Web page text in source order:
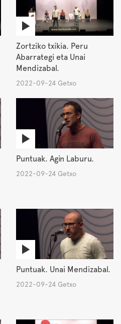
Zortziko txikia. Peru
Abarrategi eta Unai
Mendizabal.
2022-09-24 Getxo
Puntuak. Agin Laburu.
2022-09-24 Getxo
Puntuak. Unai Mendizabal.
2022-09-24 Getxo